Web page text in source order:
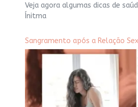
Veja agora algumas dicas de
Ínitma
Sangramento após a Relação